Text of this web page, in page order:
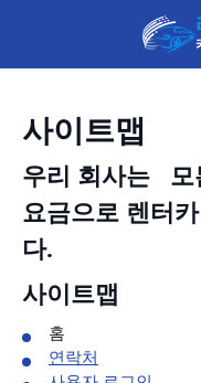
사이트맵
우리 회사는
모
요금으로 렌터
다.
사이트맵
홈
연락처